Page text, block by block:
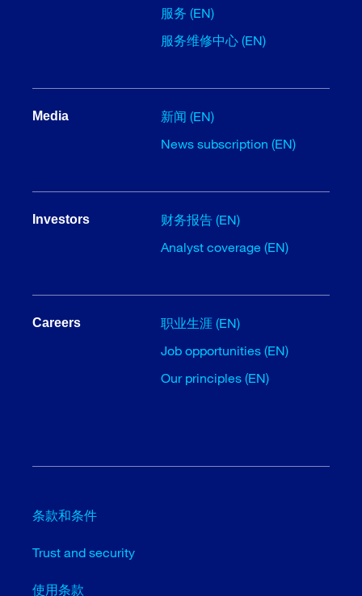
服务 (EN)
服务维修中心 (EN)
Media
新闻 (EN)
News subscription (EN)
Investors
财务报告 (EN)
Analyst coverage (EN)
Careers
职业生涯 (EN)
Job opportunities (EN)
Our principles (EN)
条款和条件
Trust and security
使用条款